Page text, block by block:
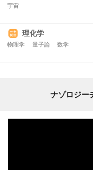
宇宙
理化学
物理学 量子論 数学
ナゾロジー